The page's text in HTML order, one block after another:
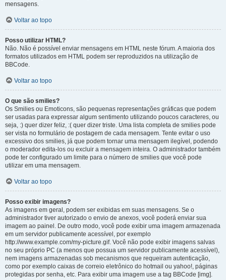
mensagens.
Voltar ao topo
Posso utilizar HTML?
Não. Não é possível enviar mensagens em HTML neste fórum. A maioria dos
formatos utilizados em HTML podem ser reproduzidos na utilização de
BBCode.
Voltar ao topo
O que são smilies?
Os Smilies ou Emoticons, são pequenas representações gráficas que podem
ser usadas para expressar algum sentimento utilizando poucos caracteres, ou
seja, :) quer dizer feliz, :( quer dizer triste. Uma lista completa de smilies pode
ser vista no formulário de postagem de cada mensagem. Tente evitar o uso
excessivo dos smilies, já que podem tornar uma mensagem ilegível, podendo
o moderador edita-los ou excluir a mensagem inteira. O administrador também
pode ter configurado um limite para o número de smilies que você pode
utilizar em uma mensagem.
Voltar ao topo
Posso exibir imagens?
As imagens em geral, podem ser exibidas em suas mensagens. Se o
administrador tiver autorizado o envio de anexos, você poderá enviar sua
imagem ao painel. De outro modo, você pode exibir uma imagem armazenada
em um servidor publicamente acessível, por exemplo
http://www.example.com/my-picture.gif. Você não pode exibir imagens salvas
no seu próprio PC (a menos que possua um servidor publicamente acessível),
nem imagens armazenadas sob mecanismos que requeiram autenticação,
como por exemplo caixas de correio eletrônico do hotmail ou yahoo!, páginas
protegidas por senha, etc. Para exibir uma imagem use a tag BBCode [img].